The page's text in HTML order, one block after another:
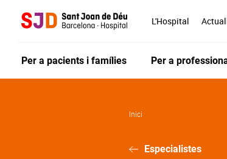
L'Hospital
Per a pacients i famílies Per a
Inici
Especialistes